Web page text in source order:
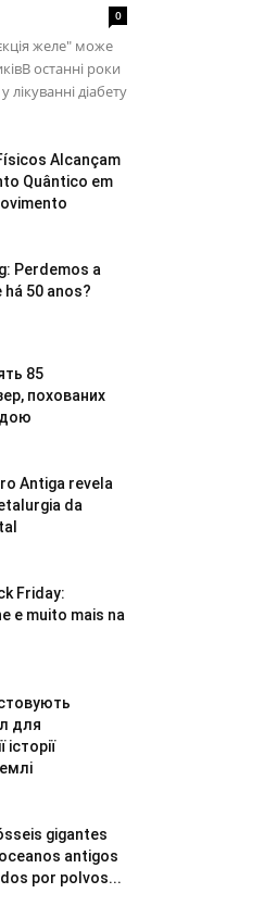
0
желе" може
останні роки
діабету
Alcançam
Quântico em
Perdemos a
50 anos?
85
похованих
Antiga revela
da
Friday:
e muito mais na
для
gigantes
antigos
por polvos...